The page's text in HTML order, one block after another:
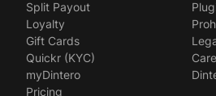
Split Payout
Loyalty
Gift Cards
Quickr (KYC)
myDintero
Pricing